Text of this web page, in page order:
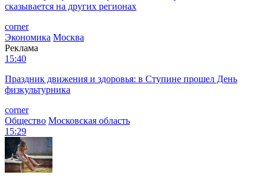
сказывается на других регионах
corner
Экономика Москва
Реклама
15:40
Праздник движения и здоровья: в Ступине прошел День
физкультурника
corner
Общество Московская область
15:29